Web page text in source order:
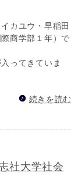
カユウ・早稲田
商学部１年）で
ってきていま
続きを読む
社大学社会